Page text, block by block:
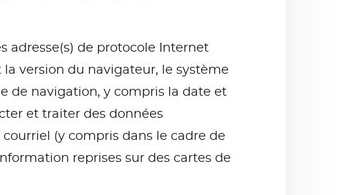
adresse(s) de protocole Internet
version du navigateur, le système
de navigation, y compris la date et
et traiter des données
(y compris dans le cadre de
reprises sur des cartes de